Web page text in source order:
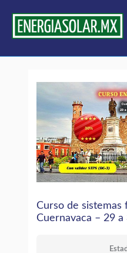
contenido
Curso de sistemas
Cuernavaca – 29